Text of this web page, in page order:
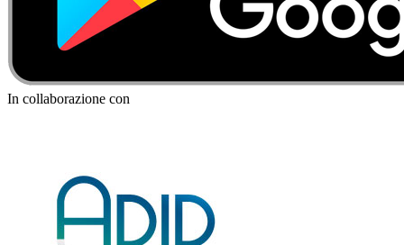
In collaborazione con